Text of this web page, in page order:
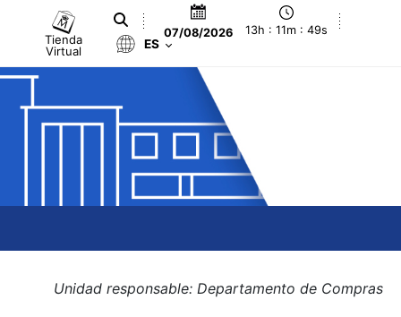
Tienda
Virtual
07/08/2026 13h : 11m : 49s
ES
Unidad responsable: Departamento de Compras